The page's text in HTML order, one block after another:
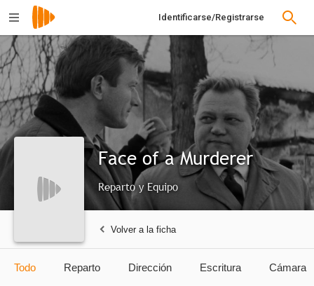
Identificarse/Registrarse
Face of a Murderer
Reparto y Equipo
Volver a la ficha
Todo Reparto Dirección Escritura Cámara